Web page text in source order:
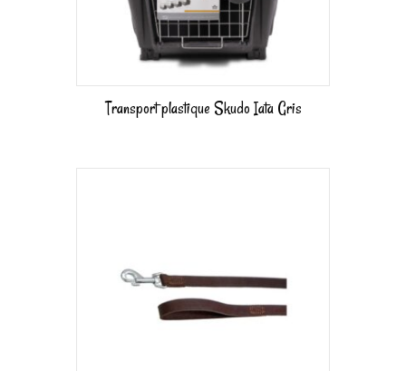
Transport plastique Skudo Iata Gris